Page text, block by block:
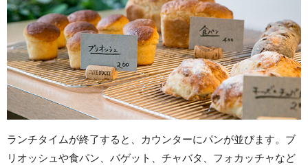
ランチタイムが終了すると、カウンターにパンが並びます。ブ
リオッシュや食パン、バゲット、チャバタ、フォカッチャなど